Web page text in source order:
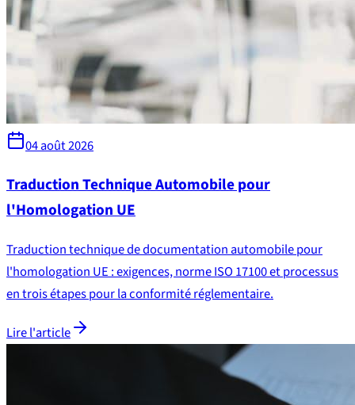
04 août 2026
Traduction Technique Automobile pour
l'Homologation UE
Traduction technique de documentation automobile pour
l'homologation UE : exigences, norme ISO 17100 et processus
en trois étapes pour la conformité réglementaire.
Lire l'article